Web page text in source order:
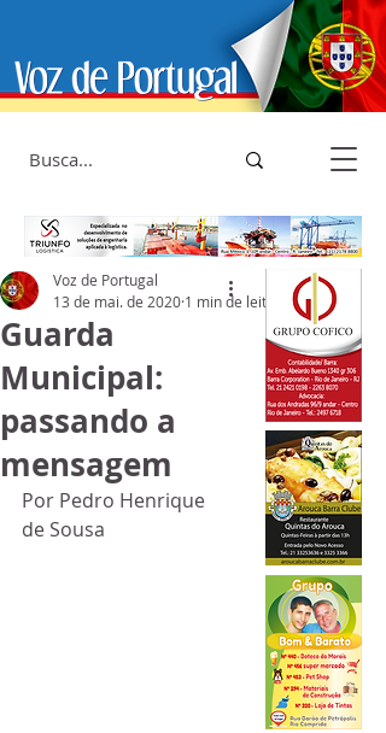
Guarda
Municipal:
passando a
mensagem
Voz de Portugal
13 de mai. de 2020 1 min de leitura
Por Pedro Henrique
de Sousa